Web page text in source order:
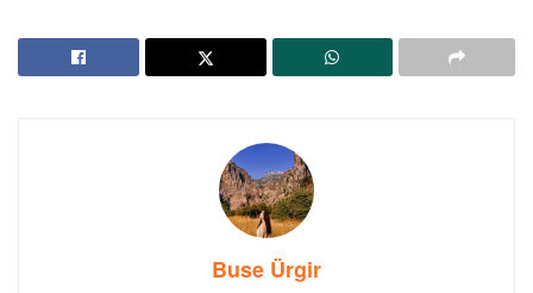
Buse Ürgir